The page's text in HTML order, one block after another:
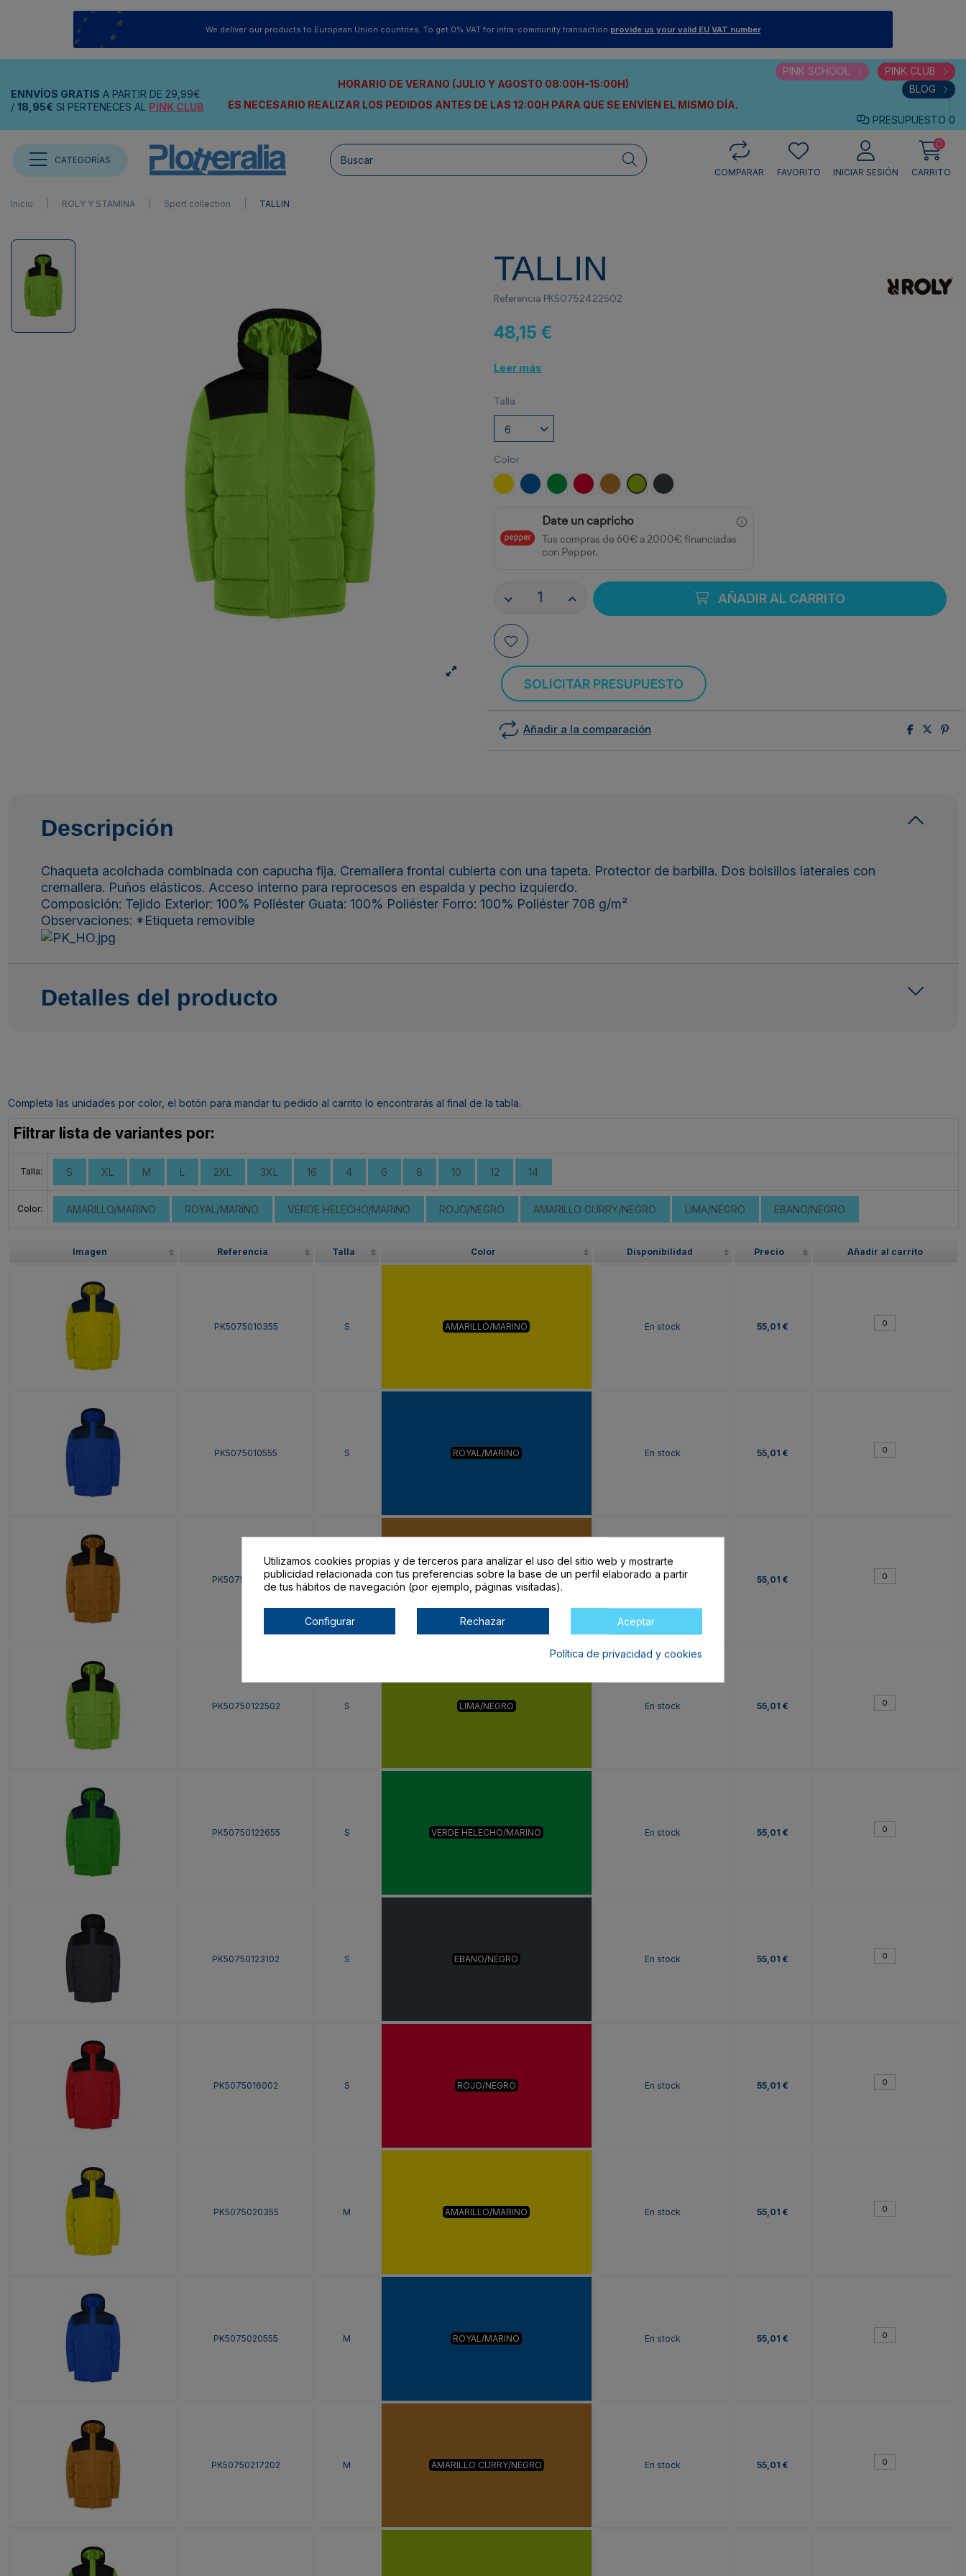
We deliver our products to European Union countries. To get 0% VAT for intra-community transaction provide us your valid EU VAT number
ENNVÍOS GRATIS A PARTIR DE 29,99€
/ 18,95€ SI PERTENECES AL PINK CLUB
HORARIO DE VERANO (JULIO Y AGOSTO 08:00H-15:00H)
ES NECESARIO REALIZAR LOS PEDIDOS ANTES DE LAS 12:00H PARA QUE SE ENVÍEN EL MISMO DÍA.
PINK SCHOOL
PINK CLUB
BLOG
PRESUPUESTO 0
CATEGORÍAS
COMPARAR
FAVORITO INICIAR SESIÓN
0
CARRITO
Inicio ROLY Y STAMINA Sport collection TALLIN
TALLIN
Referencia PK50752422502
48,15 €
Leer más
Talla
Color
AMARILLO/MARINO
ROYAL/MARINO
VERDE HELECHO/MARINO
ROJO/NEGRO
AMARILLO CURRY/NEGRO
LIMA/NEGROEBANO/NEGRO
Date un capricho
Tus compras de 60€ a 2000€ financiadas
con Pepper.
AÑADIR AL CARRITO
SOLICITAR PRESUPUESTO
Añadir a la comparación
Descripción
Chaqueta acolchada combinada con capucha fija. Cremallera frontal cubierta con una tapeta. Protector de barbilla. Dos bolsillos laterales con
cremallera. Puños elásticos. Acceso interno para reprocesos en espalda y pecho izquierdo.
Composición: Tejido Exterior: 100% Poliéster Guata: 100% Poliéster Forro: 100% Poliéster 708 g/m²
Observaciones: *Etiqueta removible
Detalles del producto
Completa las unidades por color, el botón para mandar tu pedido al carrito lo encontrarás al final de la tabla.
Filtrar lista de variantes por:
Talla: S XL M L 2XL 3XL 16 4 6 8 10 12 14
Color: AMARILLO/MARINO ROYAL/MARINO VERDE HELECHO/MARINO ROJO/NEGRO AMARILLO CURRY/NEGRO LIMA/NEGRO EBANO/NEGRO
Imagen Referencia Talla Color Disponibilidad Precio Añadir al carrito
PK5075010355 S AMARILLO/MARINO En stock 55,01 €
PK5075010555 S ROYAL/MARINO En stock 55,01 €
PK50750117202 S AMARILLO CURRY/NEGRO En stock 55,01 €
PK50750122502 S LIMA/NEGRO En stock 55,01 €
PK50750122655 S VERDE HELECHO/MARINO En stock 55,01 €
PK50750123102 S EBANO/NEGRO En stock 55,01 €
PK5075016002 S ROJO/NEGRO En stock 55,01 €
PK5075020355 M AMARILLO/MARINO En stock 55,01 €
PK5075020555 M ROYAL/MARINO En stock 55,01 €
PK50750217202 M AMARILLO CURRY/NEGRO En stock 55,01 €
Utilizamos cookies propias y de terceros para analizar el uso del sitio web y mostrarte
publicidad relacionada con tus preferencias sobre la base de un perfil elaborado a partir
de tus hábitos de navegación (por ejemplo, páginas visitadas).
Configurar Rechazar Aceptar
Política de privacidad y cookies